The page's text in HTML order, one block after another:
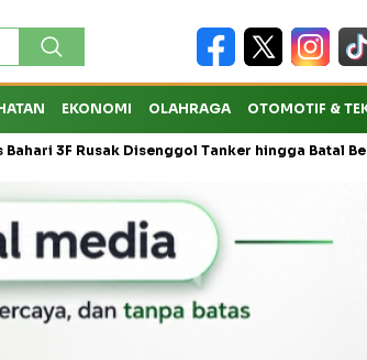
EKONOMI OLAHRAGA OTOMOTIF &
Rusak Disenggol Tanker hingga Batal Berlayar,